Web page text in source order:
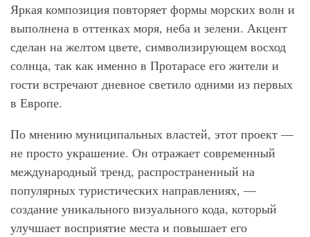
Яркая композиция повторяет формы морских волн и
выполнена в оттенках моря, неба и зелени. Акцент
сделан на желтом цвете, символизирующем восход
солнца, так как именно в Протарасе его жители и
гости встречают дневное светило одними из первых
в Европе.
По мнению муниципальных властей, этот проект —
не просто украшение. Он отражает современный
международный тренд, распространенный на
популярных туристических направлениях, —
создание уникального визуального кода, который
улучшает восприятие места и повышает его